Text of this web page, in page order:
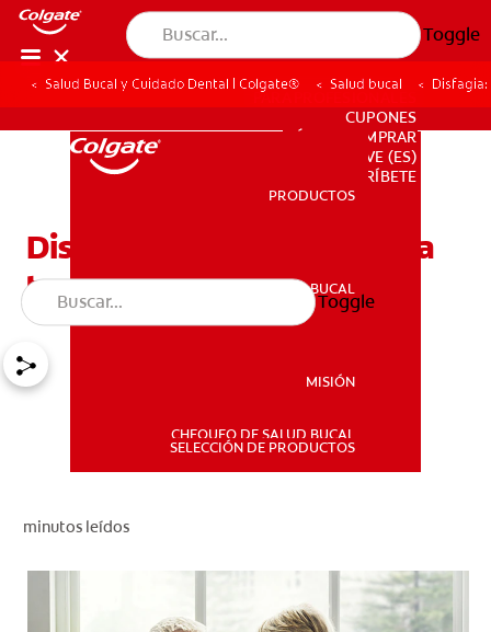
Toggle
PRODUCTOS
SALUD BUCAL
PARA PROFESIONALES
CUPONES
DÓNDE COMPRAR
VE (ES)
SUSCRÍBETE
PRODUCTOS
SALUD BUCAL
MISIÓN
CHEQUEO DE SALUD BUCAL
SELECCIÓN DE PRODUCTOS
Toggle
Salud Bucal y Cuidado Dental | Colgate® Salud bucal
Disfagia: la dificultad para
tragar
minutos leídos